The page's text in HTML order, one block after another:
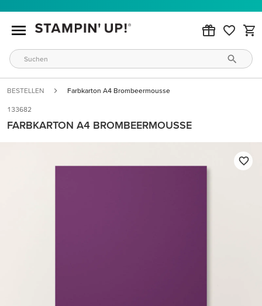
BESTELLEN Farbkarton A4 Brombeermousse
133682
FARBKARTON A4 BROMBEERMOUSSE